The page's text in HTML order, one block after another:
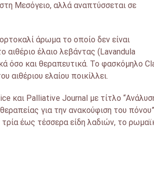
Μεσόγειο, αλλά αναπτύσσεται σε
άρωμα το οποίο δεν είναι
αιθέριο έλαιο λεβάντας (Lavandula
όσο και θεραπευτικά. Το φασκόμηλο
αιθέριου ελαίου ποικίλλει.
και Palliative Journal με τίτλο
για την ανακούφιση του
έως τέσσερα είδη λαδιών, το